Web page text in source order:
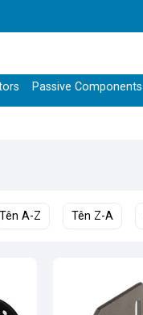
Passive Components
Tên A-Z Tên Z-A